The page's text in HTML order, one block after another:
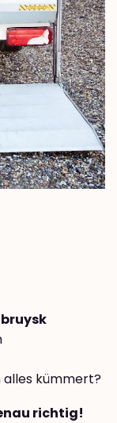
alles kümmert?
richtig!